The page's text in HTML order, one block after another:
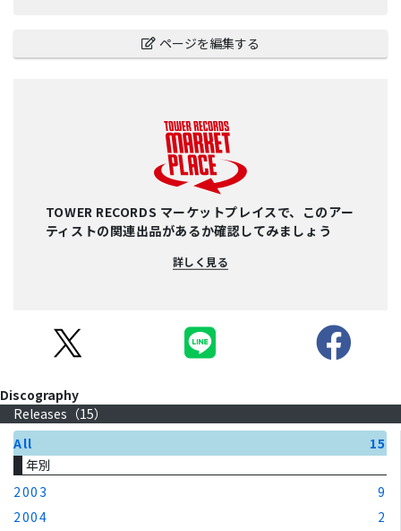
ページを編集する
TOWER RECORDS マーケットプレイスで、このアー
ティストの関連出品があるか確認してみましょう
詳しく見る
Discography
Releases（15）
All
15
年別
2003
9
2004
2